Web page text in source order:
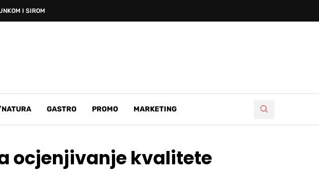
I SIROM
GASTRO PROMO MARKETING
ocjenjivanje kvalitete